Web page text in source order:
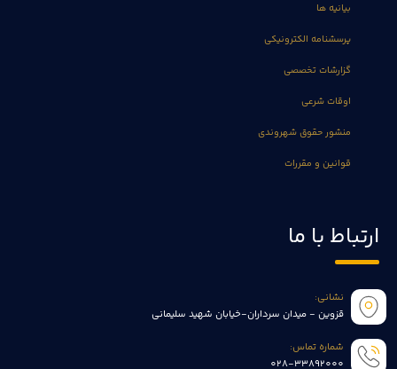
بیانیه ها
پرسشنامه الکترونیکی
گزارشات تخصصی
اوقات شرعی
منشور حقوق شهروندی
قوانین و مقررات
ارتباط با ما
نشانی:
قزوین - میدان سرداران-خیابان شهید سلیمانی
شماره تماس:
028-33892000